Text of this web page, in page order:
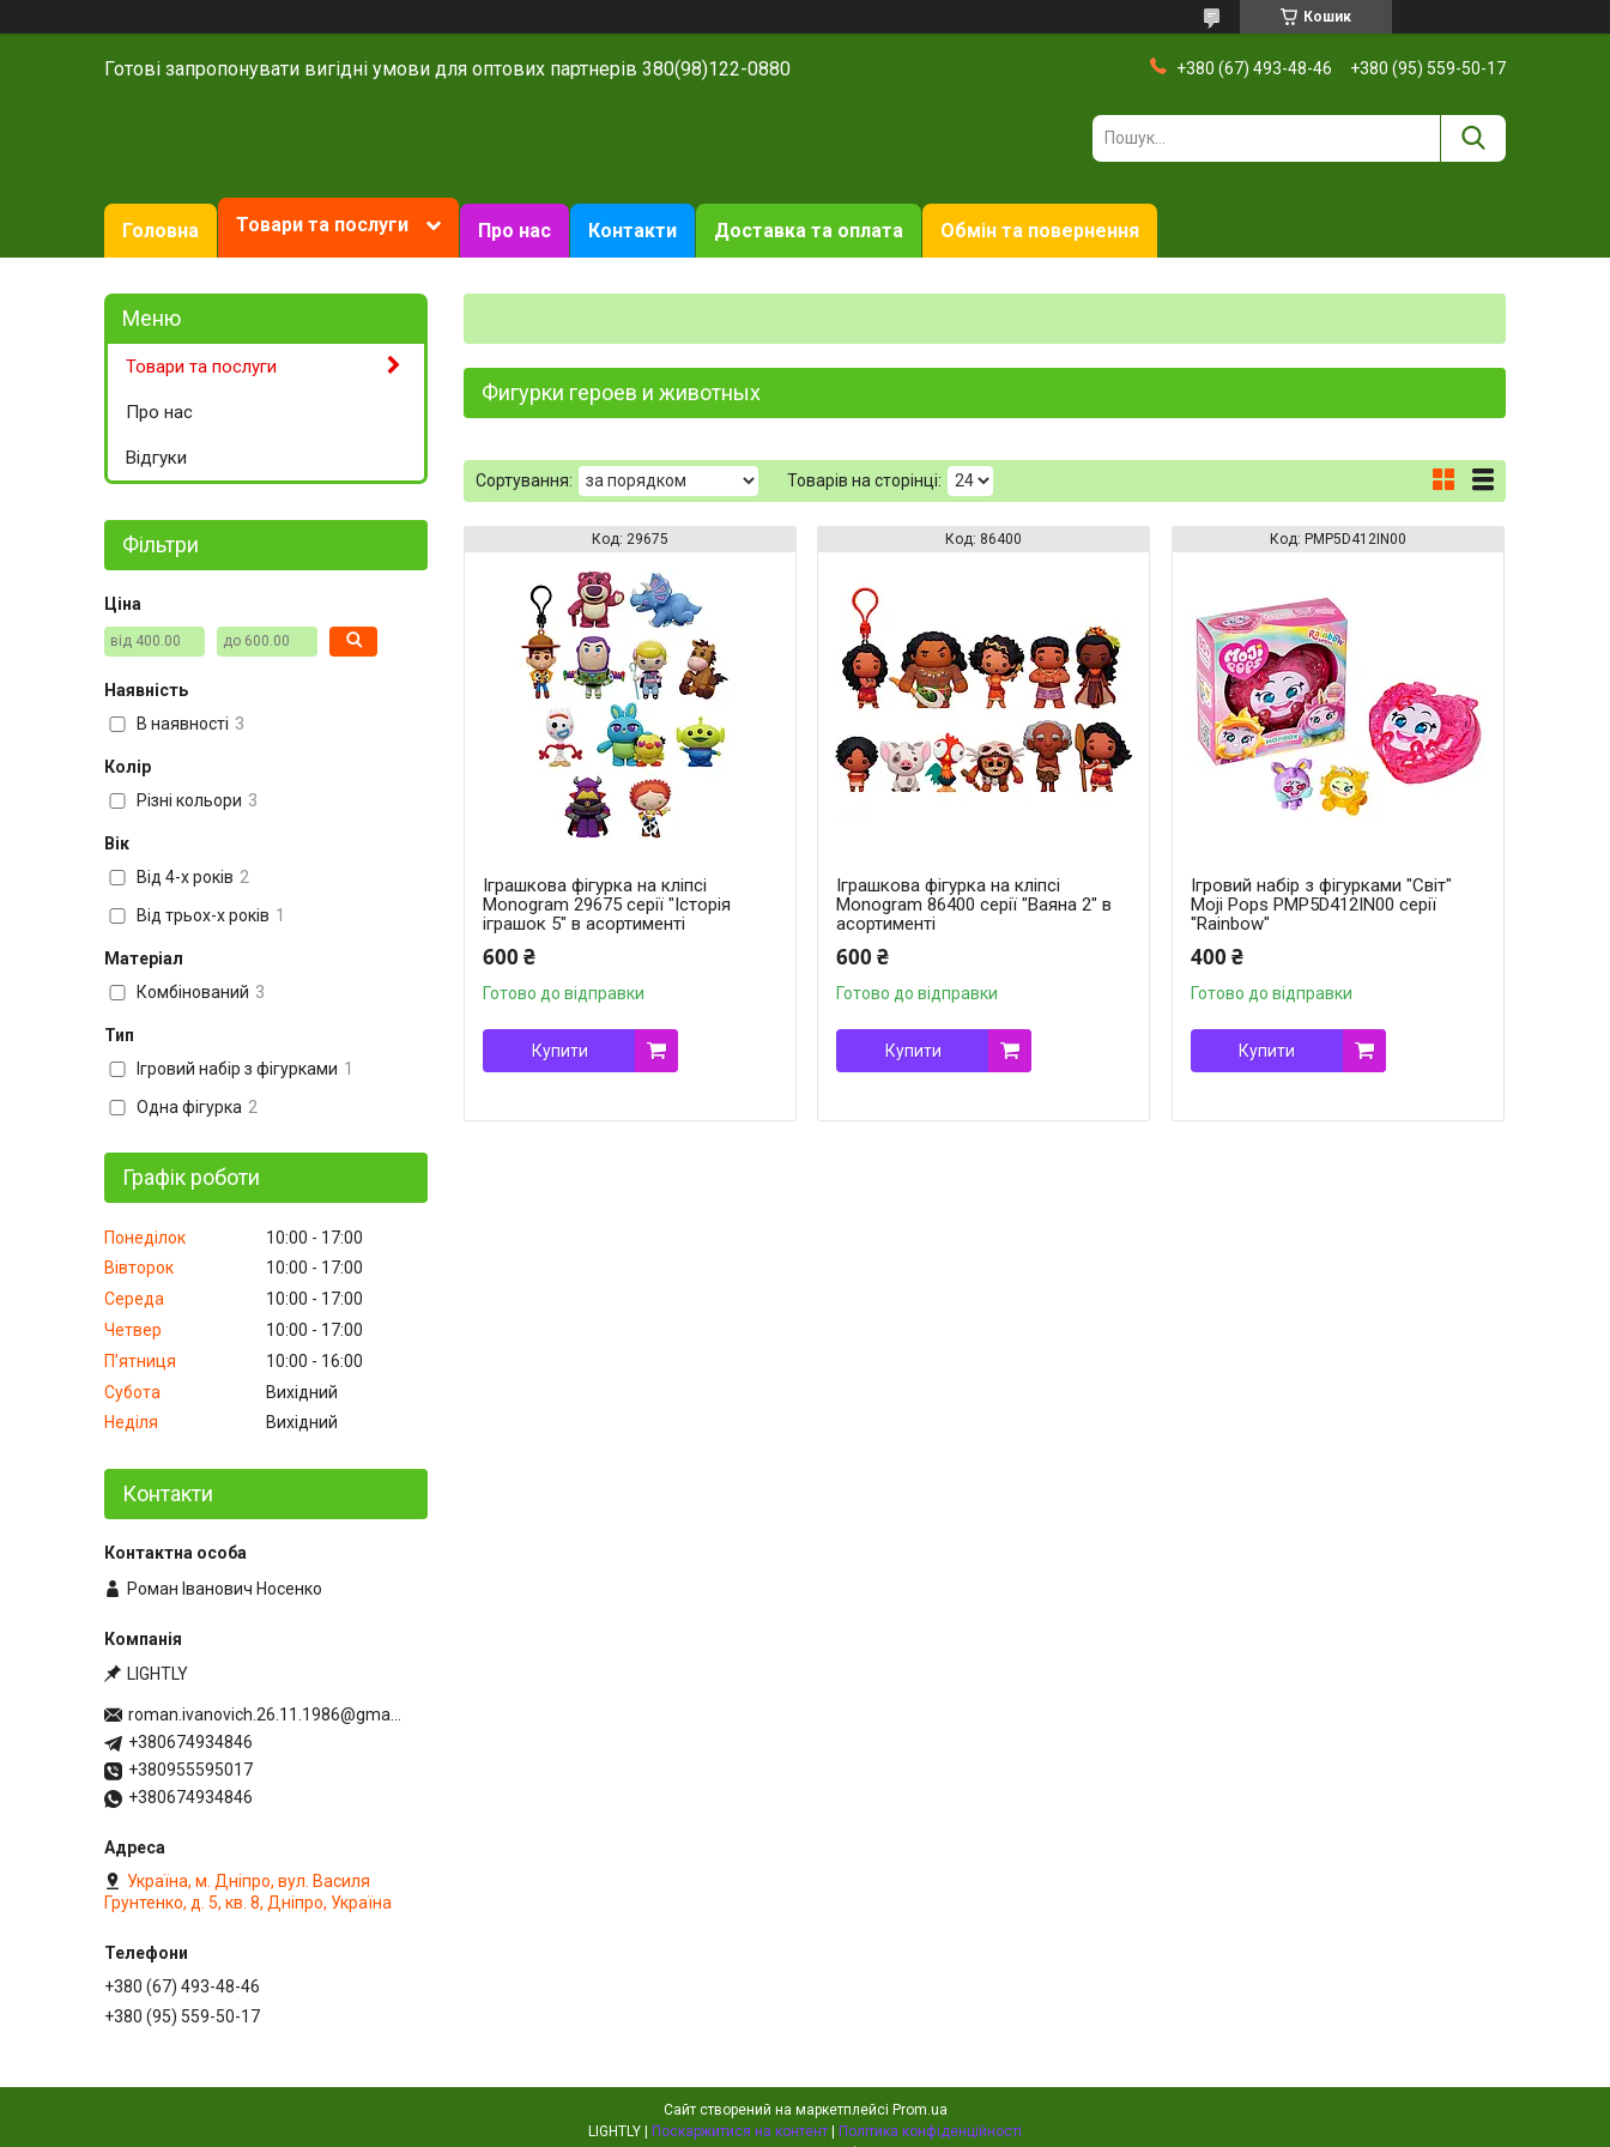
Кошик
Готові запропонувати вигідні умови для оптових партнерів 380(98)122-0880 +380 (67) 493-48-46 +380 (95) 559-50-17
Головна Товари та послуги Про нас Контакти Доставка та оплата Обмін та повернення
Фигурки героев и животных
29675
Іграшкова фігурка на кліпсі
Monogram 29675 серії "Історія
іграшок 5" в асортименті
600 ₴
Готово до відправки
Купити
86400
Іграшкова фігурка на кліпсі
Monogram 86400 серії "Ваяна 2" в
асортименті
600 ₴
Готово до відправки
Купити
PMP5D412IN00
Ігровий набір з фігурками "Світ"
Moji Pops PMP5D412IN00 серії
"Rainbow"
400 ₴
Готово до відправки
Купити
Товари та послуги
Про нас
Відгуки
Фільтри
Ціна
Наявність
В наявності 3
Колір
Різні кольори 3
Вік
Від 4-х років 2
Від трьох-х років 1
Матеріал
Комбінований 3
Тип
Ігровий набір з фігурками 1
Одна фігурка 2
Графік роботи
Понеділок 10:00
17:00
Вівторок
10:00
17:00
Середа
10:00
17:00
Четвер
10:00
17:00
Пʼятниця
10:00
16:00
Субота
Вихідний
Неділя
Вихідний
Контакти
Роман Іванович Носенко
LIGHTLY
roman.ivanovich.26.11.1986@gmail.com
+380674934846
+380955595017
+380674934846
Україна, м. Дніпро, вул. Василя
Грунтенко, д. 5, кв. 8, Дніпро, Україна
+380 (67) 493-48-46
+380 (95) 559-50-17
Сайт створений на маркетплейсі Prom.ua
Поскаржитися на контент
Політика конфіденційності